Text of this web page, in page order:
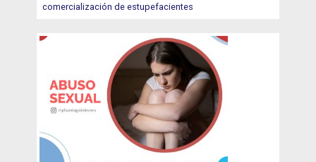
comercialización de estupefacientes